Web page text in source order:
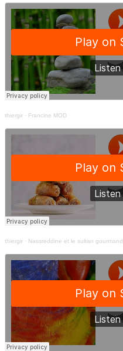
thiergir · Francine MOD
thiergir · Nassreddine et le sultan gourmand